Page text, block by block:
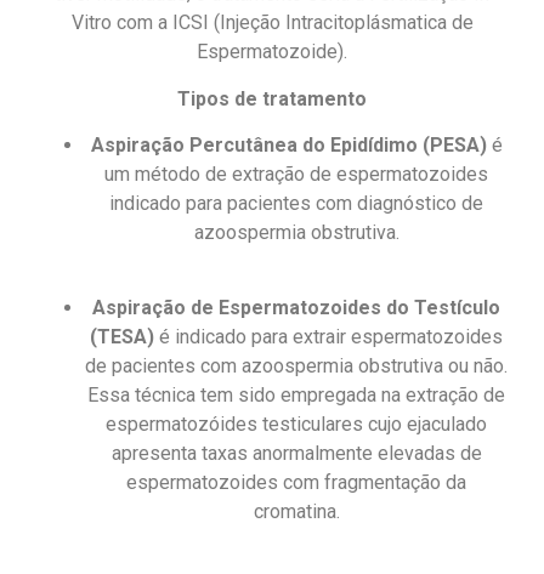
Vitro com a ICSI (Injeção Intracitoplásmatica de
Espermatozoide).
Tipos de tratamento
Aspiração Percutânea do Epidídimo (PESA)é
um método de extração de espermatozoides
indicado para pacientes com diagnóstico de
azoospermia obstrutiva.
Aspiração de Espermatozoides do Testículo
(TESA) é indicado para extrair espermatozoides
de pacientes com azoospermia obstrutiva ou não.
Essa técnica tem sido empregada na extração de
espermatozóides testiculares cujo ejaculado
apresenta taxas anormalmente elevadas de
espermatozoides com fragmentação da
cromatina.